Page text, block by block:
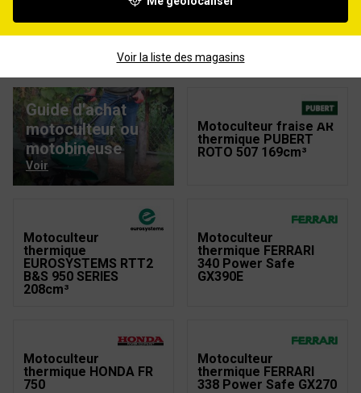
LONCIN TM60 182cm³
+ capot
Guide d'achat
motoculteur ou
motobineuse
Voir
Motoculteur fraise AR
thermique PUBERT
ROTO 507 169cm³
Motoculteur
thermique
EUROSYSTEMS RTT2
B&S 950 SERIES
208cm³
Motoculteur
thermique FERRARI
340 Power Safe
GX390E
Motoculteur
thermique HONDA FR
750
Motoculteur
thermique FERRARI
338 Power Safe GX270
Voir la liste des magasins